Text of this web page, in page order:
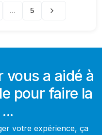
... 5
vous a aidé à
pour faire la
votre expérience, ça